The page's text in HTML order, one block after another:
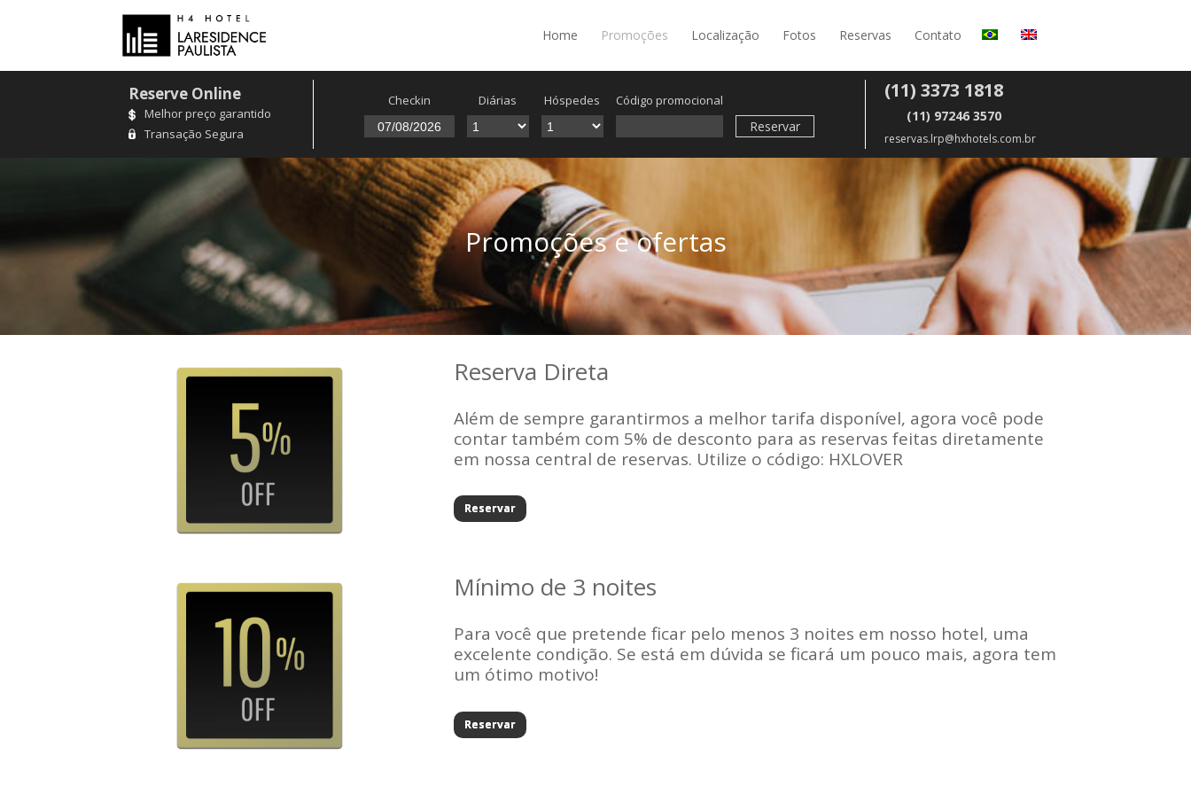
Home Promoções Localização Fotos Reservas Contato
Reserve Online
Melhor preço garantido
Transação Segura
Checkin Diárias Hóspedes Código promocional
Reservar
(11) 3373 1818
(11) 97246 3570
reservas.lrp@hxhotels.com.br
Promoções e ofertas
Reserva Direta
Além de sempre garantirmos a melhor tarifa disponível, agora você pode
contar também com 5% de desconto para as reservas feitas diretamente
em nossa central de reservas. Utilize o código: HXLOVER
Reservar
Mínimo de 3 noites
Para você que pretende ficar pelo menos 3 noites em nosso hotel, uma
excelente condição. Se está em dúvida se ficará um pouco mais, agora tem
um ótimo motivo!
Reservar